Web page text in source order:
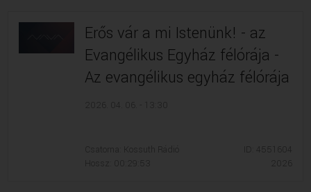
Erős vár a mi Istenünk! - az
Evangélikus Egyház félórája -
Az evangélikus egyház félórája
2026. 04. 06. - 13:30
Csatorna: Kossuth Rádió
Hossz: 00:29:53
ID: 4551604